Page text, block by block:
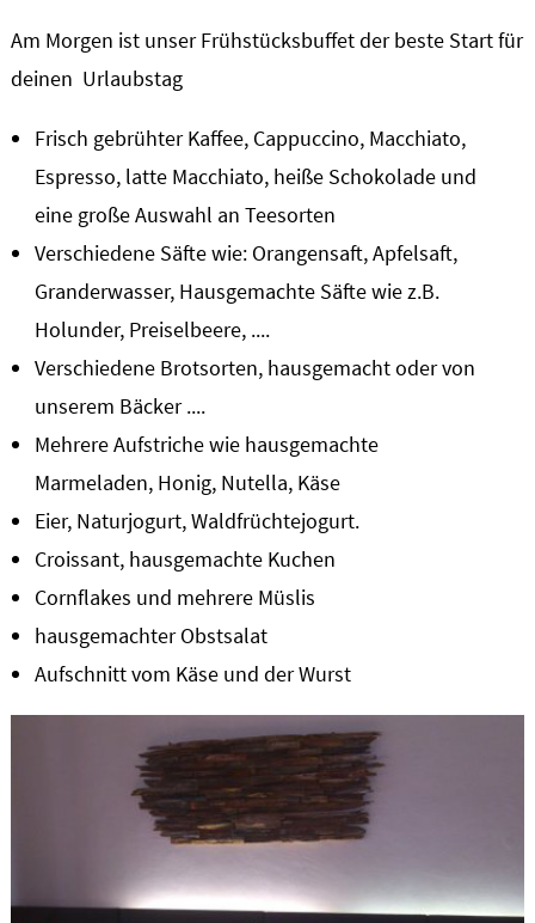
Am Morgen ist unser Frühstücksbuffet der beste Start für
deinen Urlaubstag
Frisch gebrühter Kaffee, Cappuccino, Macchiato,
Espresso, latte Macchiato, heiße Schokolade und
eine große Auswahl an Teesorten
Verschiedene Säfte wie: Orangensaft, Apfelsaft,
Granderwasser, Hausgemachte Säfte wie z.B.
Holunder, Preiselbeere, ....
Verschiedene Brotsorten, hausgemacht oder von
unserem Bäcker ....
Mehrere Aufstriche wie hausgemachte
Marmeladen, Honig, Nutella, Käse
Eier, Naturjogurt, Waldfrüchtejogurt.
Croissant, hausgemachte Kuchen
Cornflakes und mehrere Müslis
hausgemachter Obstsalat
Aufschnitt vom Käse und der Wurst